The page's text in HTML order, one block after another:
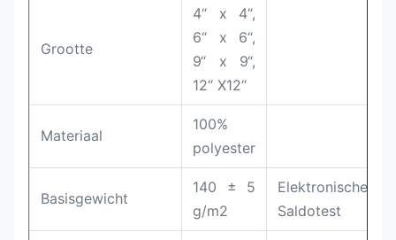
Grootte
4“ x 4“,
6“ x 6“,
9“ x 9“,
12“ X12“
Materiaal
100%
polyester
Basisgewicht
140 ± 5
g/m2
Elektronische
Saldotest